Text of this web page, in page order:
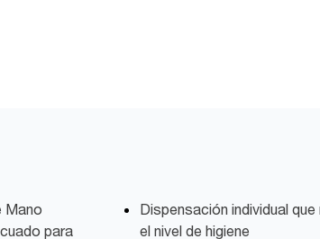
Mano
para
Dispensación individual
el nivel de higiene